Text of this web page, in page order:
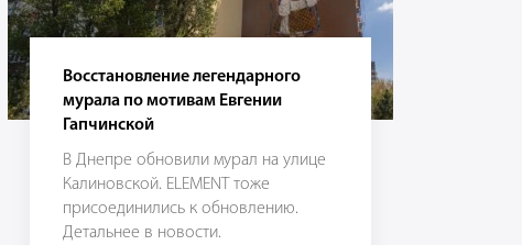
Восстановление легендарного
мурала по мотивам Евгении
Гапчинской
В Днепре обновили мурал на улице
Калиновской. ELEMENT тоже
присоединились к обновлению.
Детальнее в новости.